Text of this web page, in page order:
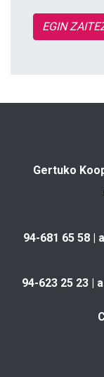
EGIN
Gertuko
94-681 65 58 |
94-623 25 23 |